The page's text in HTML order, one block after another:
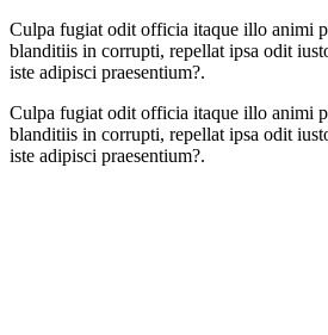
Culpa fugiat odit officia itaque illo animi
blanditiis in corrupti, repellat ipsa odit
iste adipisci praesentium?.
Culpa fugiat odit officia itaque illo animi
blanditiis in corrupti, repellat ipsa odit
iste adipisci praesentium?.